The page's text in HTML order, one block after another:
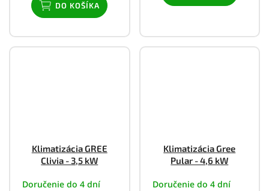
DO KOŠÍKA
Klimatizácia GREE
Clivia - 3,5 kW
Doručenie do 4 dní
Klimatizácia Gree
Pular - 4,6 kW
Doručenie do 4 dní